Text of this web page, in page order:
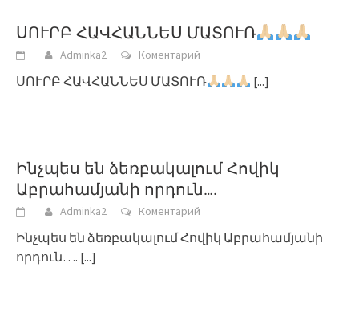
ՍՈՒՐԲ ՀԱՎՀԱՆՆԵՍ ՄԱՏՈՒՌ
Adminka2 Коментарий
ՍՈՒՐԲ ՀԱՎՀԱՆՆԵՍ ՄԱՏՈՒՌ [...]
Ինչպես են ձեռբակալում Հովիկ
Աբրահամյանի որդուն….
Adminka2 Коментарий
Ինչպես են ձեռբակալում Հովիկ Աբրահամյանի
որդուն…. [...]